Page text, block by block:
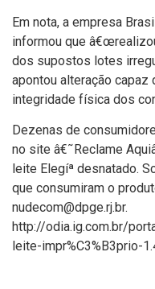
Em nota, a empresa
informou que
dos supostos lotes
apontou alteração
integridade fí­sica dos
Dezenas de
no site â€˜Reclame
leite Elegíª desnatado.
que consumiram o
nudecom@dpge.rj.br.
http://odia.ig.com.br/
leite-impr%C3%B3prio-